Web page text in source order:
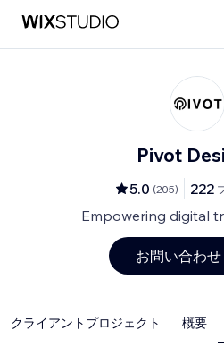
Pivot
5.0 (205) 222
Empowering digital
お問い合わせ
クライアントプロジェクト 概要